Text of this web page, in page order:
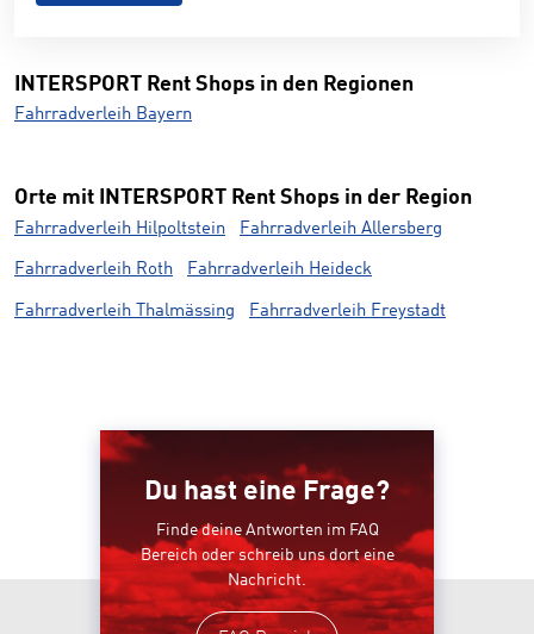
INTERSPORT Rent Shops in den Regionen
Fahrradverleih Bayern
Orte mit INTERSPORT Rent Shops in der Region
Fahrradverleih Hilpoltstein Fahrradverleih Allersberg
Fahrradverleih Roth Fahrradverleih Heideck
Fahrradverleih Thalmässing Fahrradverleih Freystadt
Du hast eine Frage?
Finde deine Antworten im FAQ
Bereich oder schreib uns dort eine
Nachricht.